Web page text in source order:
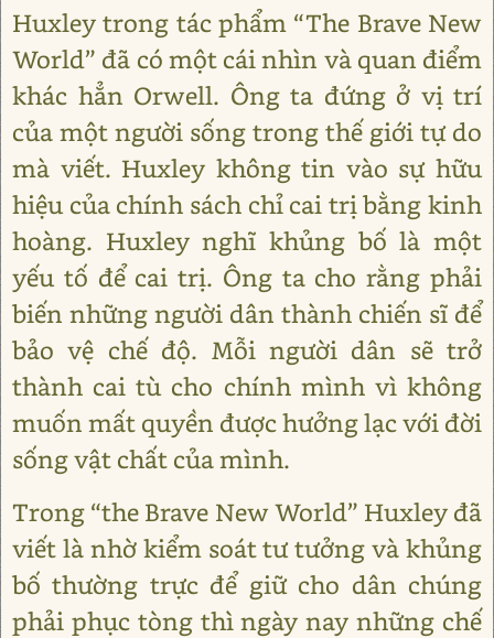
Huxley trong tác phẩm “The Brave New
World” đã có một cái nhìn và quan điểm
khác hẳn Orwell. Ông ta đứng ở vị trí
của một người sống trong thế giới tự do
mà viết. Huxley không tin vào sự hữu
hiệu của chính sách chỉ cai trị bằng kinh
hoàng. Huxley nghĩ khủng bố là một
yếu tố để cai trị. Ông ta cho rằng phải
biến những người dân thành chiến sĩ để
bảo vệ chế độ. Mỗi người dân sẽ trở
thành cai tù cho chính mình vì không
muốn mất quyền được hưởng lạc với đời
sống vật chất của mình.
Trong “the Brave New World” Huxley đã
viết là nhờ kiểm soát tư tưởng và khủng
bố thường trực để giữ cho dân chúng
phải phục tòng thì ngày nay những chế